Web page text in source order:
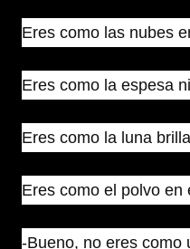
Eres como las nubes
Eres como la espesa
Eres como la luna
Eres como el polvo en
-Bueno, no eres como